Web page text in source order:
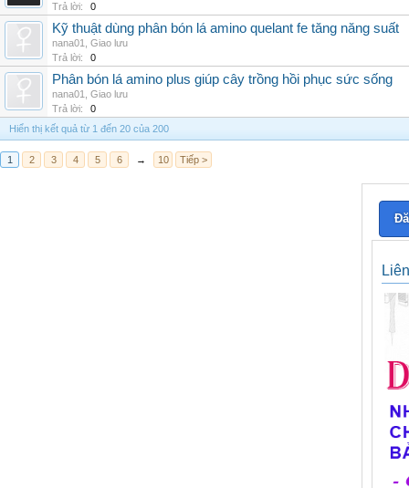
Trả lời:
0
Kỹ thuật dùng phân bón lá amino quelant fe tăng năng suất
nana01
Giao lưu
Trả lời:
0
Phân bón lá amino plus giúp cây trồng hồi phục sức sống
nana01
Giao lưu
Trả lời:
0
Hiển thị kết quả từ 1 đến 20 của 200
1 2 3 4 5 6 → 10 Tiếp >